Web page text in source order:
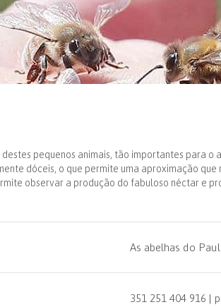
pequenos animais, tão importantes para o
dóceis, o que permite uma aproximação
observar a produção do fabuloso néctar e
As abelhas do
351 251 404 916 |